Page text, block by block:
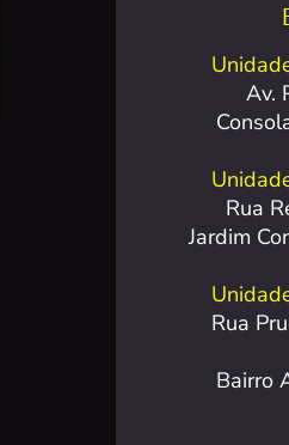
Av.
Rua
Jardim
Rua
Bairro